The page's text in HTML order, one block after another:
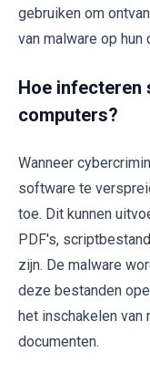
gebruiken om
van malware op hun
Hoe infecteren
computers?
Wanneer
software te
toe. Dit kunnen
PDF's,
zijn. De malware
deze bestanden
het inschakelen van
documenten.